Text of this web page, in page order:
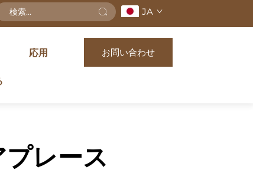
JA
応用 お問い合わせ
レース